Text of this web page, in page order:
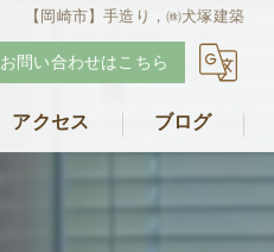
【岡崎市】手造り，㈱犬塚建築
お問い合わせはこちら
アクセス ブログ